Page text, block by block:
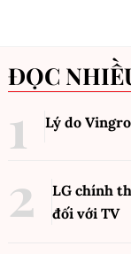
ĐỌC
Lý do
LG chính
đối với TV